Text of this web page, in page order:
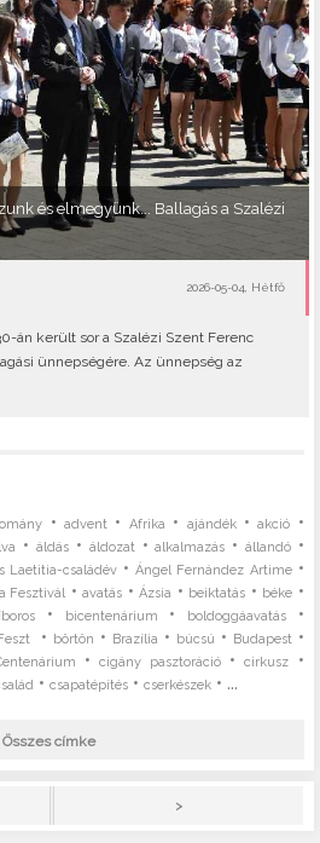
és elmegyünk... Ballagás a Szalézi
2026-05-04, Hétfő
án került sor a Szalézi Szent Ferenc
ünnepségére. Az ünnepség az
•advent • Afrika • ajándék•akció •
•áldás • áldozat•alkalmazás • állandó•
Laetitia-családév •Ángel Fernández Artime•
Fesztivál •avatás •Ázsia • beiktatás • béke •
• bicentenárium • boldoggáavatás•
• börtön • Brazília • búcsú • Budapest•
•cigány pasztoráció•cirkusz •
•csapatépítés •cserkészek • ...
Összes címke
>